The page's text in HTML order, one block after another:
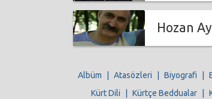
Hozan
Albüm Atasözleri Biyografi
Kürt Dili
Kürtçe Beddualar